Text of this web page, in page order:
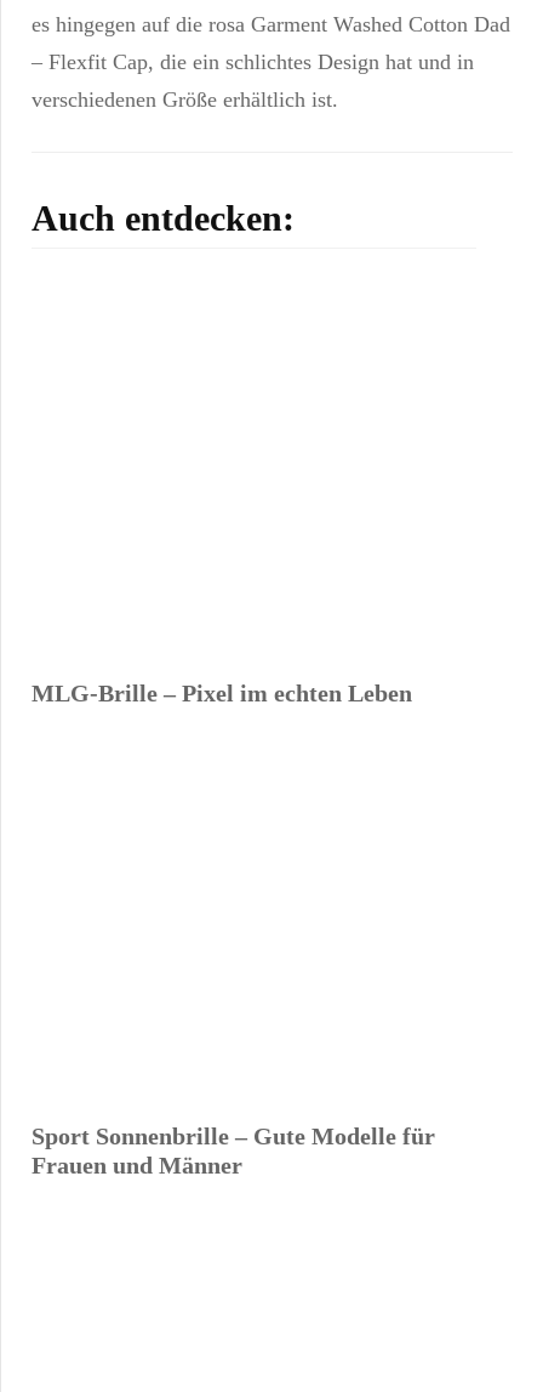
es hingegen auf die rosa Garment Washed Cotton Dad
– Flexfit Cap, die ein schlichtes Design hat und in
verschiedenen Größe erhältlich ist.
Post
Navigation
Auch entdecken:
MLG-Brille – Pixel im echten Leben
Sport Sonnenbrille – Gute Modelle für
Frauen und Männer